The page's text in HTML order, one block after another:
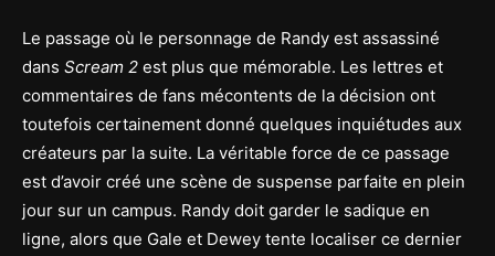
Le passage où le personnage de Randy est assassiné
dans Scream 2 est plus que mémorable. Les lettres et
commentaires de fans mécontents de la décision ont
toutefois certainement donné quelques inquiétudes aux
créateurs par la suite. La véritable force de ce passage
est d’avoir créé une scène de suspense parfaite en plein
jour sur un campus. Randy doit garder le sadique en
ligne, alors que Gale et Dewey tente localiser ce dernier